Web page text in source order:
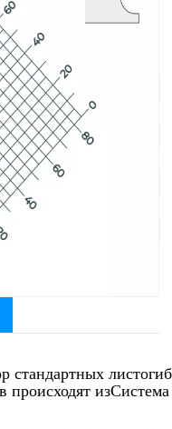
Амада
стандартных
происходят из